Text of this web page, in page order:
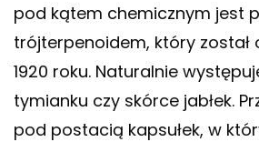
pod kątem chemicznym jest
trójterpenoidem, który został
1920 roku. Naturalnie
tymianku czy skórce jabłek.
pod postacią kapsułek, w